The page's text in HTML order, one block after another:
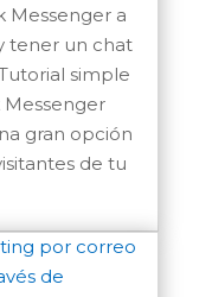
Messenger a
tener un chat
simple
gran opción
de tu